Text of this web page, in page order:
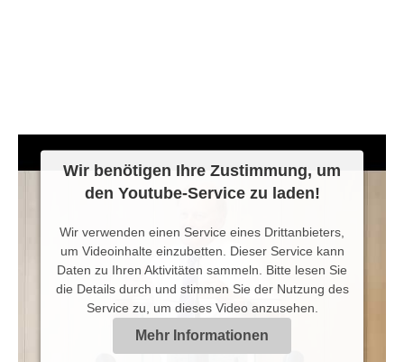
Wir benötigen Ihre Zustimmung, um
den Youtube-Service zu laden!
Wir verwenden einen Service eines Drittanbieters,
um Videoinhalte einzubetten. Dieser Service kann
Daten zu Ihren Aktivitäten sammeln. Bitte lesen Sie
die Details durch und stimmen Sie der Nutzung des
Service zu, um dieses Video anzusehen.
Mehr Informationen